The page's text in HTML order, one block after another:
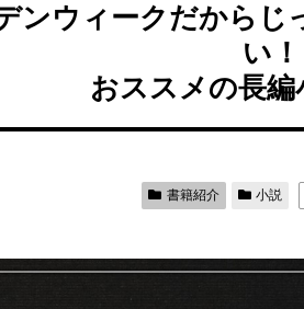
ンウィークだからじ
い！
おススメの長編
書籍紹介 小説